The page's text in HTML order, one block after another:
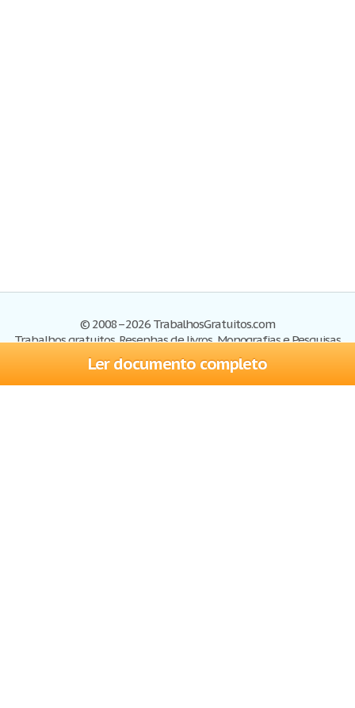
Ler documento completo
© 2008–2026 TrabalhosGratuitos.com
Trabalhos gratuitos, Resenhas de livros, Monografias e Pesquisas